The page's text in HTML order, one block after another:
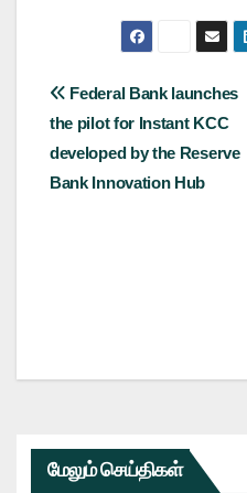
Post
navigation
Federal Bank launches
the pilot for Instant KCC
developed by the Reserve
Bank Innovation Hub
மேலும் செய்திகள்